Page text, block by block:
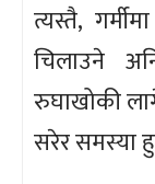
त्यस्तै,
चिलाउने
रुघाखोकी
सरेर समस्या